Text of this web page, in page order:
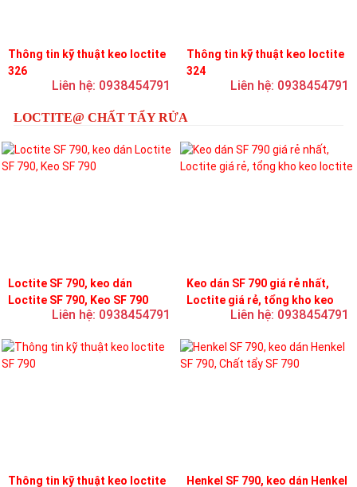
Thông tin kỹ thuật keo loctite
326
Liên hệ: 0938454791
Thông tin kỹ thuật keo loctite
324
Liên hệ: 0938454791
LOCTITE@ CHẤT TẨY RỬA
Loctite SF 790, keo dán
Loctite SF 790, Keo SF 790
Liên hệ: 0938454791
Keo dán SF 790 giá rẻ nhất,
Loctite giá rẻ, tổng kho keo
Liên hệ: 0938454791
Thông tin kỹ thuật keo loctite
Henkel SF 790, keo dán Henkel